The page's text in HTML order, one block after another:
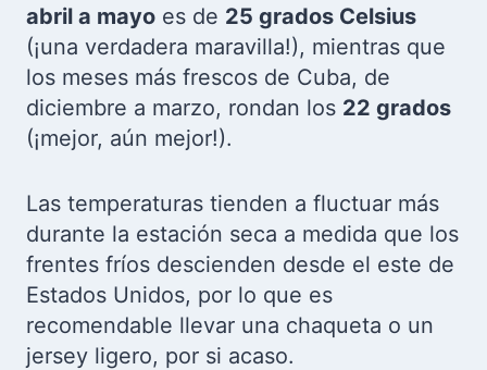
abril a mayo es de 25 grados Celsius
(¡una verdadera maravilla!), mientras que
los meses más frescos de Cuba, de
diciembre a marzo, rondan los 22 grados
(¡mejor, aún mejor!).
Las temperaturas tienden a fluctuar más
durante la estación seca a medida que los
frentes fríos descienden desde el este de
Estados Unidos, por lo que es
recomendable llevar una chaqueta o un
jersey ligero, por si acaso.